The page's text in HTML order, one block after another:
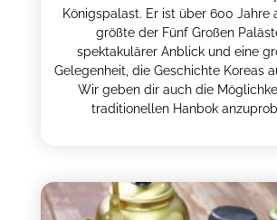
Königspalast. Er ist über 600 Jahre
größte der Fünf Großen
spektakulärer Anblick und eine
Gelegenheit, die Geschichte Koreas
Wir geben dir auch die
traditionellen Hanbok